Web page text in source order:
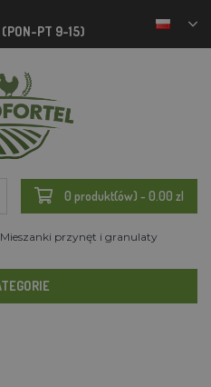
(PON-PT 9-15)
0 produkt(ów) - 0.00 zl
Mieszanki przynęt i granulaty